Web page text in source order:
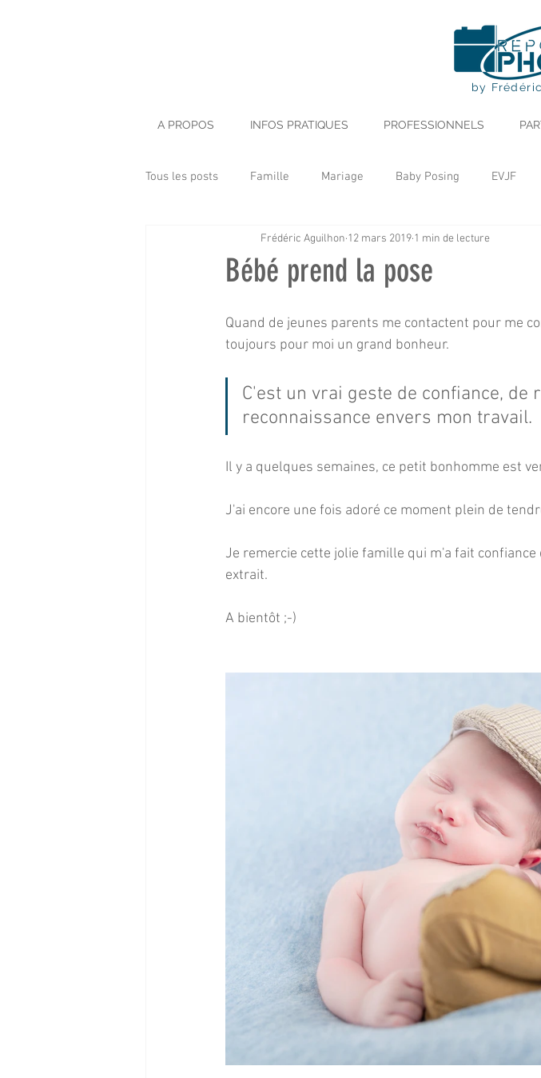
by
A PROPOS INFOS PRATIQUES PROFESSIONNELS
Tous les posts Famille Mariage Baby Posing EVJF
Enfant LifeStyle Séance Création
Bébé prend la pose
Frédéric Aguilhon 12 mars 2019 1 min de lecture
Quand de jeunes parents me contactent pour me
toujours pour moi un grand bonheur.
C'est un vrai geste de confiance, de
reconnaissance envers mon travail.
Il y a quelques semaines, ce petit bonhomme est
J'ai encore une fois adoré ce moment plein de
Je remercie cette jolie famille qui m'a fait
extrait.
A bientôt ;-)